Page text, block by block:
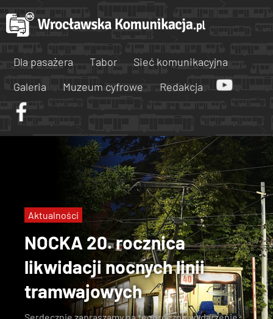
Dla pasażera Tabor
Sieć komunikacyjna
Galeria
Muzeum cyfrowe Redakcja
NOCKA 20. rocznica
likwidacji nocnych linii
tramwajowych
Aktualności